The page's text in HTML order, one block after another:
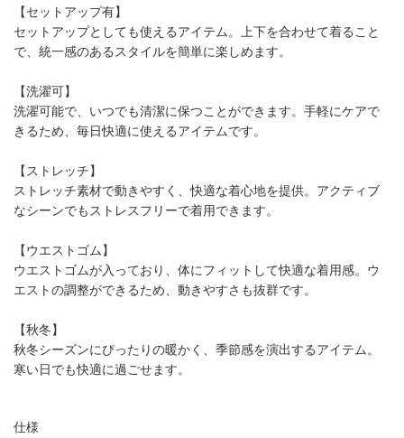
【セットアップ有】
セットアップとしても使えるアイテム。上下を合わせて着ること
で、統一感のあるスタイルを簡単に楽しめます。
【洗濯可】
洗濯可能で、いつでも清潔に保つことができます。手軽にケアで
きるため、毎日快適に使えるアイテムです。
【ストレッチ】
ストレッチ素材で動きやすく、快適な着心地を提供。アクティブ
なシーンでもストレスフリーで着用できます。
【ウエストゴム】
ウエストゴムが入っており、体にフィットして快適な着用感。ウ
エストの調整ができるため、動きやすさも抜群です。
【秋冬】
秋冬シーズンにぴったりの暖かく、季節感を演出するアイテム。
寒い日でも快適に過ごせます。
仕様